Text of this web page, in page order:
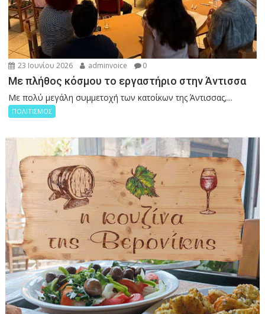
23 Ιουνίου 2026 adminvoice 0
Με πλήθος κόσμου το εργαστήριο στην Άντισσα
Με πολύ μεγάλη συμμετοχή των κατοίκων της Άντισσας,...
ΠΟΛΙΤΙΣΜΟΣ